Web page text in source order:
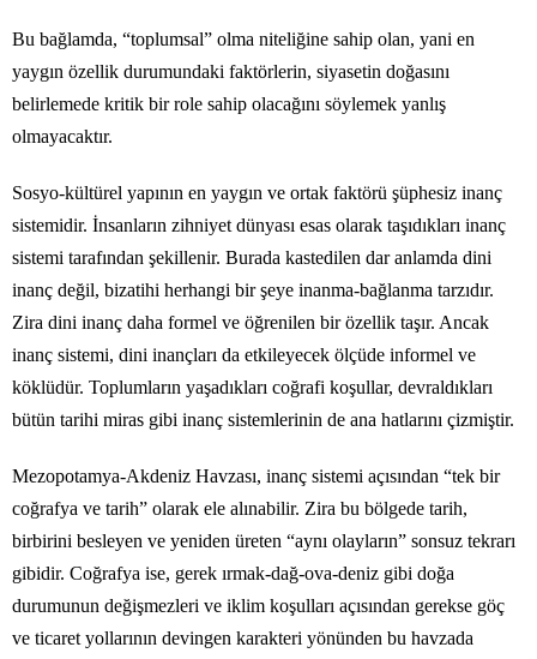
Bu bağlamda, “toplumsal” olma niteliğine sahip olan, yani en
yaygın özellik durumundaki faktörlerin, siyasetin doğasını
belirlemede kritik bir role sahip olacağını söylemek yanlış
olmayacaktır.
Sosyo-kültürel yapının en yaygın ve ortak faktörü şüphesiz inanç
sistemidir. İnsanların zihniyet dünyası esas olarak taşıdıkları inanç
sistemi tarafından şekillenir. Burada kastedilen dar anlamda dini
inanç değil, bizatihi herhangi bir şeye inanma-bağlanma tarzıdır.
Zira dini inanç daha formel ve öğrenilen bir özellik taşır. Ancak
inanç sistemi, dini inançları da etkileyecek ölçüde informel ve
köklüdür. Toplumların yaşadıkları coğrafi koşullar, devraldıkları
bütün tarihi miras gibi inanç sistemlerinin de ana hatlarını çizmiştir.
Mezopotamya-Akdeniz Havzası, inanç sistemi açısından “tek bir
coğrafya ve tarih” olarak ele alınabilir. Zira bu bölgede tarih,
birbirini besleyen ve yeniden üreten “aynı olayların” sonsuz tekrarı
gibidir. Coğrafya ise, gerek ırmak-dağ-ova-deniz gibi doğa
durumunun değişmezleri ve iklim koşulları açısından gerekse göç
ve ticaret yollarının devingen karakteri yönünden bu havzada